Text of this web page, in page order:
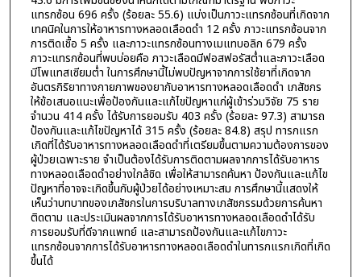
แทรกซ้อน 696 ครั้ง (ร้อยละ 55.6) แบ่งเป็นภาวะแทรกซ้อนที่เกิดจาก
เทคนิคในการให้อาหารทางหลอดเลือดดำ 12 ครั้ง ภาวะแทรกซ้อนจาก
การติดเชื้อ 5 ครั้ง และภาวะแทรกซ้อนทางเมแทบอลิก 679 ครั้ง
ภาวะแทรกซ้อนที่พบบ่อยคือ ภาวะเลือดมีฟอสฟอรัสต่ำและภาวะเลือด
มีโพแทสเซียมต่ำ ในการศึกษานี้ไม่พบปัญหาจากการใช้ยาที่เกิดจาก
อันตรกิริยาทางกายภาพของยากับอาหารทางหลอดเลือดดำ เภสัชกร
ให้ข้อเสนอแนะเพื่อป้องกันและแก้ไขปัญหาแก่ผู้เข้าร่วมวิจัย 75 ราย
จำนวน 414 ครั้ง ได้รับการยอมรับ 403 ครั้ง (ร้อยละ 97.3) สามารถ
ป้องกันและแก้ไขปัญหาได้ 315 ครั้ง (ร้อยละ 84.8) สรุป ทารกแรก
เกิดที่ได้รับอาหารทางหลอดเลือดดำที่เตรียมขึ้นตามความต้องการของ
ผู้ป่วยเฉพาะราย จำเป็นต้องได้รับการติดตามผลจากการได้รับอาหาร
ทางหลอดเลือดดำอย่างใกล้ชิด เพื่อให้สามารถค้นหา ป้องกันและแก้ไข
ปัญหาที่อาจจะเกิดขึ้นกับผู้ป่วยได้อย่างเหมาะสม การศึกษานี้แสดงให้
เห็นว่าบทบาทของเภสัชกรในการบริบาลทางเภสัชกรรมด้วยการค้นหา
ติดตาม และประเมินผลจากการได้รับอาหารทางหลอดเลือดดำได้รับ
การยอมรับที่ดีจากแพทย์ และสามารถป้องกันและแก้ไขภาวะ
แทรกซ้อนจากการได้รับอาหารทางหลอดเลือดดำในทารกแรกเกิดที่เกิด
ขึ้นได้